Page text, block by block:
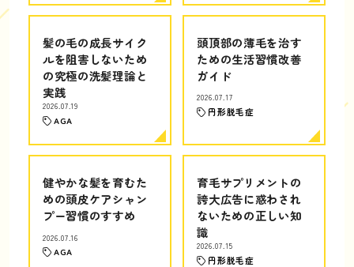
髪の毛の成長サイク
ルを阻害しないため
の究極の洗髪理論と
実践
2026.07.19
AGA
頭頂部の薄毛を治す
ための生活習慣改善
ガイド
2026.07.17
円形脱毛症
健やかな髪を育むた
めの頭皮ケアシャン
プー習慣のすすめ
2026.07.16
AGA
育毛サプリメントの
誇大広告に惑わされ
ないための正しい知
識
2026.07.15
円形脱毛症